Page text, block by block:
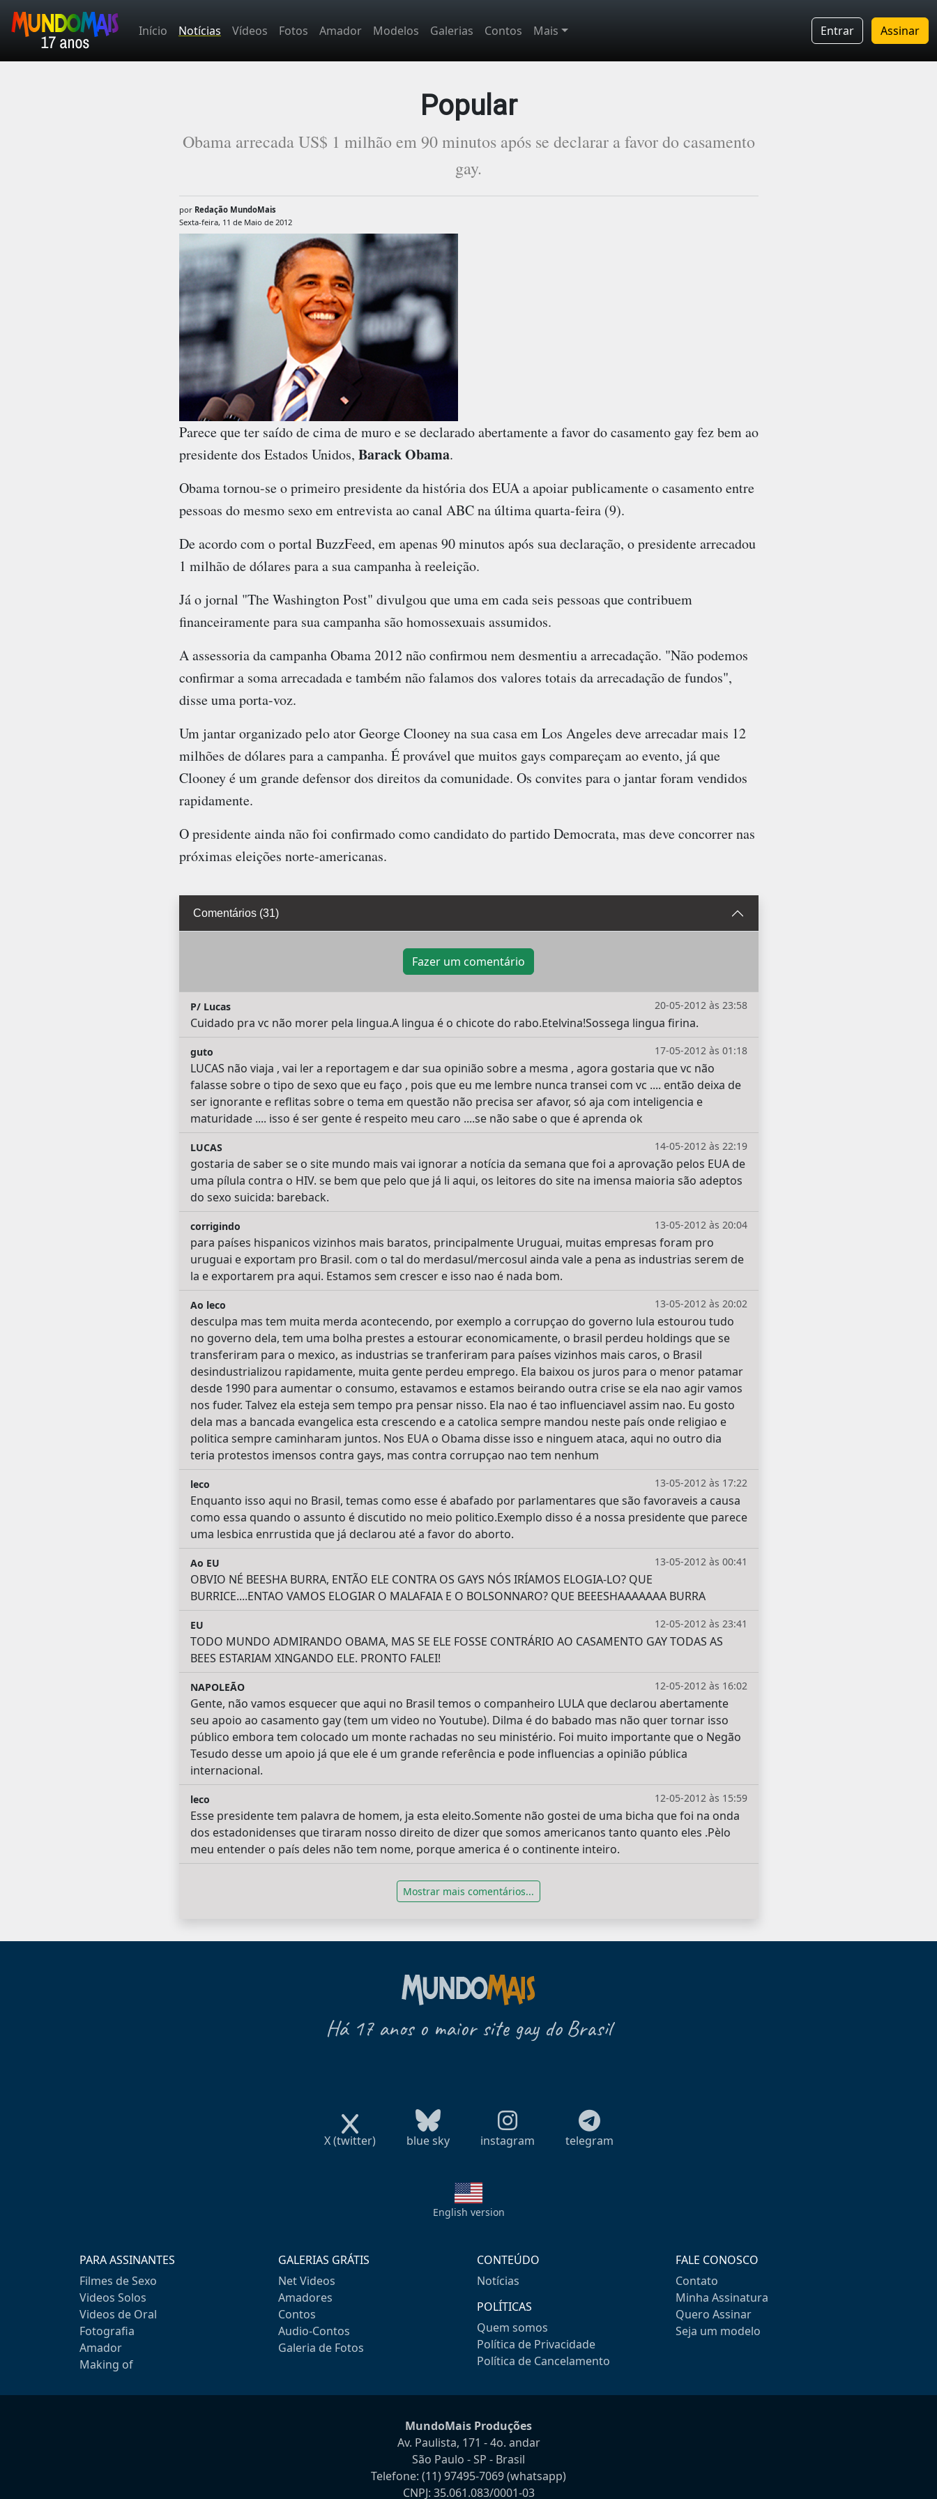
Início Notícias Vídeos Fotos Amador Modelos Galerias Contos Mais Entrar Assinar
Popular
Obama arrecada US$ 1 milhão em 90 minutos após se declarar a favor do casamento
gay.
por Redação MundoMais
Sexta-feira, 11 de Maio de 2012
Parece que ter saído de cima de muro e se declarado abertamente a favor do casamento gay fez bem ao
presidente dos Estados Unidos, Barack Obama.
Obama tornou-se o primeiro presidente da história dos EUA a apoiar publicamente o casamento entre
pessoas do mesmo sexo em entrevista ao canal ABC na última quarta-feira (9).
De acordo com o portal BuzzFeed, em apenas 90 minutos após sua declaração, o presidente arrecadou
1 milhão de dólares para a sua campanha à reeleição.
Já o jornal "The Washington Post" divulgou que uma em cada seis pessoas que contribuem
financeiramente para sua campanha são homossexuais assumidos.
A assessoria da campanha Obama 2012 não confirmou nem desmentiu a arrecadação. "Não podemos
confirmar a soma arrecadada e também não falamos dos valores totais da arrecadação de fundos",
disse uma porta-voz.
Um jantar organizado pelo ator George Clooney na sua casa em Los Angeles deve arrecadar mais 12
milhões de dólares para a campanha. É provável que muitos gays compareçam ao evento, já que
Clooney é um grande defensor dos direitos da comunidade. Os convites para o jantar foram vendidos
rapidamente.
O presidente ainda não foi confirmado como candidato do partido Democrata, mas deve concorrer nas
próximas eleições norte-americanas.
Comentários (31)
Fazer um comentário
20-05-2012 às 23:58
P/ Lucas
Cuidado pra vc não morer pela lingua.A lingua é o chicote do rabo.Etelvina!Sossega lingua firina.
17-05-2012 às 01:18
guto
LUCAS não viaja , vai ler a reportagem e dar sua opinião sobre a mesma , agora gostaria que vc não
falasse sobre o tipo de sexo que eu faço , pois que eu me lembre nunca transei com vc .... então deixa de
ser ignorante e reflitas sobre o tema em questão não precisa ser afavor, só aja com inteligencia e
maturidade .... isso é ser gente é respeito meu caro ....se não sabe o que é aprenda ok
14-05-2012 às 22:19
LUCAS
gostaria de saber se o site mundo mais vai ignorar a notícia da semana que foi a aprovação pelos EUA de
uma pílula contra o HIV. se bem que pelo que já li aqui, os leitores do site na imensa maioria são adeptos
do sexo suicida: bareback.
13-05-2012 às 20:04
corrigindo
para países hispanicos vizinhos mais baratos, principalmente Uruguai, muitas empresas foram pro
uruguai e exportam pro Brasil. com o tal do merdasul/mercosul ainda vale a pena as industrias serem de
la e exportarem pra aqui. Estamos sem crescer e isso nao é nada bom.
13-05-2012 às 20:02
Ao leco
desculpa mas tem muita merda acontecendo, por exemplo a corrupçao do governo lula estourou tudo
no governo dela, tem uma bolha prestes a estourar economicamente, o brasil perdeu holdings que se
transferiram para o mexico, as industrias se tranferiram para países vizinhos mais caros, o Brasil
desindustrializou rapidamente, muita gente perdeu emprego. Ela baixou os juros para o menor patamar
desde 1990 para aumentar o consumo, estavamos e estamos beirando outra crise se ela nao agir vamos
nos fuder. Talvez ela esteja sem tempo pra pensar nisso. Ela nao é tao influenciavel assim nao. Eu gosto
dela mas a bancada evangelica esta crescendo e a catolica sempre mandou neste país onde religiao e
politica sempre caminharam juntos. Nos EUA o Obama disse isso e ninguem ataca, aqui no outro dia
teria protestos imensos contra gays, mas contra corrupçao nao tem nenhum
13-05-2012 às 17:22
leco
Enquanto isso aqui no Brasil, temas como esse é abafado por parlamentares que são favoraveis a causa
como essa quando o assunto é discutido no meio politico.Exemplo disso é a nossa presidente que parece
uma lesbica enrrustida que já declarou até a favor do aborto.
13-05-2012 às 00:41
Ao EU
OBVIO NÉ BEESHA BURRA, ENTÃO ELE CONTRA OS GAYS NÓS IRÍAMOS ELOGIA-LO? QUE
BURRICE....ENTAO VAMOS ELOGIAR O MALAFAIA E O BOLSONNARO? QUE BEEESHAAAAAAA BURRA
12-05-2012 às 23:41
EU
TODO MUNDO ADMIRANDO OBAMA, MAS SE ELE FOSSE CONTRÁRIO AO CASAMENTO GAY TODAS AS
BEES ESTARIAM XINGANDO ELE. PRONTO FALEI!
12-05-2012 às 16:02
NAPOLEÃO
Gente, não vamos esquecer que aqui no Brasil temos o companheiro LULA que declarou abertamente
seu apoio ao casamento gay (tem um video no Youtube). Dilma é do babado mas não quer tornar isso
público embora tem colocado um monte rachadas no seu ministério. Foi muito importante que o Negão
Tesudo desse um apoio já que ele é um grande referência e pode influencias a opinião pública
internacional.
12-05-2012 às 15:59
leco
Esse presidente tem palavra de homem, ja esta eleito.Somente não gostei de uma bicha que foi na onda
dos estadonidenses que tiraram nosso direito de dizer que somos americanos tanto quanto eles .Pèlo
meu entender o país deles não tem nome, porque america é o continente inteiro.
Mostrar mais comentários...
Há 17 anos o maior site gay do Brasil
X (twitter) blue sky instagram telegram
English version
PARA ASSINANTES
Filmes de Sexo
Videos Solos
Videos de Oral
Fotografia
Amador
Making of
GALERIAS GRÁTIS
Net Videos
Amadores
Contos
Audio-Contos
Galeria de Fotos
CONTEÚDO
Notícias
POLÍTICAS
Quem somos
Política de Privacidade
Política de Cancelamento
FALE CONOSCO
Contato
Minha Assinatura
Quero Assinar
Seja um modelo
MundoMais Produções
Av. Paulista, 171 - 4o. andar
São Paulo - SP - Brasil
Telefone: (11) 97495-7069(whatsapp)
CNPJ: 35.061.083/0001-03